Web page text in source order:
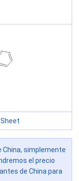
China, simplemente
el precio
de China para